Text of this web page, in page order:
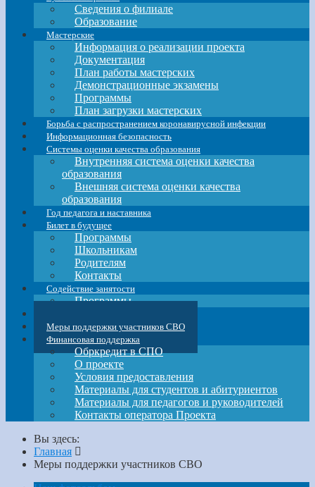
Сведения о филиале
Образование
Мастерские
Информация о реализации проекта
Документация
План работы мастерских
Демонстрационные экзамены
Программы
План загрузки мастерских
Борьба с распространением коронавирусной инфекции
Информационная безопасность
Системы оценки качества образования
Внутренняя система оценки качества
образования
Внешняя система оценки качества
образования
Год педагога и наставника
Билет в будущее
Программы
Школьникам
Родителям
Контакты
Содействие занятости
Программы
Меры поддержки участников СВО
Финансовая поддержка
Обркредит в СПО
О проекте
Условия предоставления
Материалы для студентов и абитуриентов
Материалы для педагогов и руководителей
Контакты оператора Проекта
Вы здесь:
Главная
Меры поддержки участников СВО